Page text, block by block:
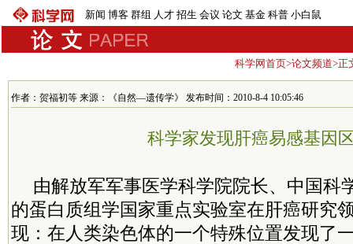
新闻 博客 群组 人才 招生 会议 论文 基金 科普 小白鼠
科学网首页>论文频道>正
作者：贺福初等 来源：《自然—遗传学》 发布时间：2010-8-4 10:05:46
科学家发现肝癌易感基因
由解放军军事医学科学院院长、中国科
的蛋白质组学国家重点实验室在肝癌研究
现：在人类染色体的一个特殊位置发现了